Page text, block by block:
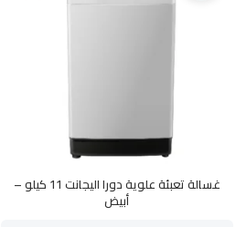
غسالة تعبئة علوية دورا اليجانت 11 كيلو –
أبيض